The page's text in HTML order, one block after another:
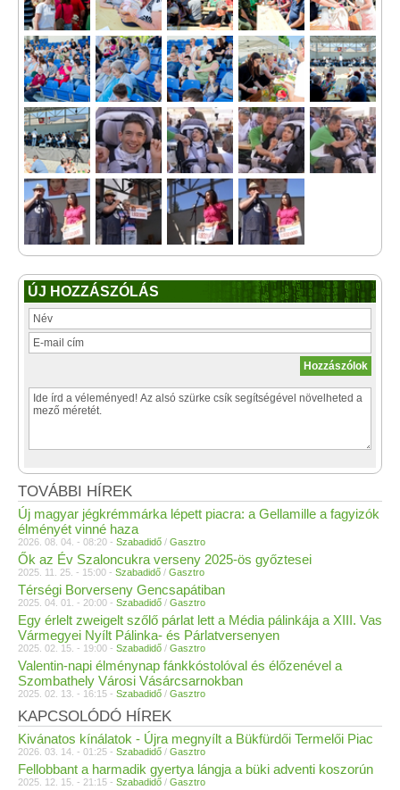
ÚJ HOZZÁSZÓLÁS
TOVÁBBI HÍREK
Új magyar jégkrémmárka lépett piacra: a Gellamille a fagyizók
élményét vinné haza
2026. 08. 04. - 08:20 - Szabadidő / Gasztro
Ők az Év Szaloncukra verseny 2025-ös győztesei
2025. 11. 25. - 15:00 - Szabadidő / Gasztro
Térségi Borverseny Gencsapátiban
2025. 04. 01. - 20:00 - Szabadidő / Gasztro
Egy érlelt zweigelt szőlő párlat lett a Média pálinkája a XIII. Vas
Vármegyei Nyílt Pálinka- és Párlatversenyen
2025. 02. 15. - 19:00 - Szabadidő / Gasztro
Valentin-napi élménynap fánkkóstolóval és élőzenével a
Szombathely Városi Vásárcsarnokban
2025. 02. 13. - 16:15 - Szabadidő / Gasztro
KAPCSOLÓDÓ HÍREK
Kivánatos kínálatok - Újra megnyílt a Bükfürdői Termelői Piac
2026. 03. 14. - 01:25 - Szabadidő / Gasztro
Fellobbant a harmadik gyertya lángja a büki adventi koszorún
2025. 12. 15. - 21:15 - Szabadidő / Gasztro